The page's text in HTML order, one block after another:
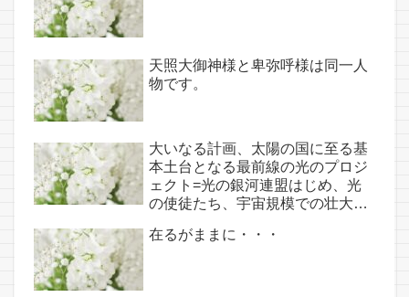
天照大御神様と卑弥呼様は同一人
物です。
大いなる計画、太陽の国に至る基
本土台となる最前線の光のプロジ
ェクト=光の銀河連盟はじめ、光
の使徒たち、宇宙規模での壮大な
(6/26・28追記あり）
在るがままに・・・